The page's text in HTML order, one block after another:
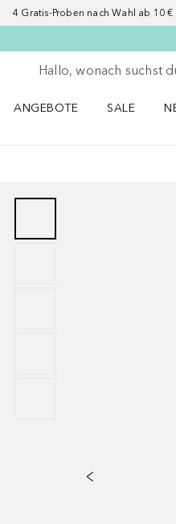
4 Gratis-Proben nach Wahl ab 10
Gehe zurück
Suche ausführen
ANGEBOTE
SALE